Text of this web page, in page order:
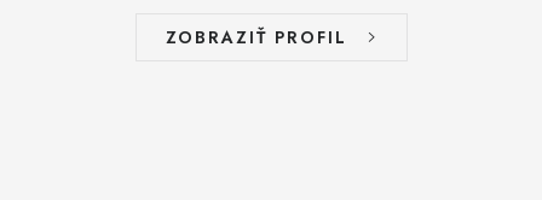
ZOBRAZIŤ PROFIL